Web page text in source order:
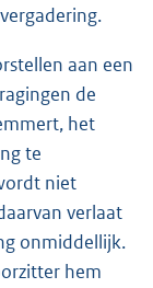
aan een
de
het
te
niet
verlaat
onmiddellijk.
hem